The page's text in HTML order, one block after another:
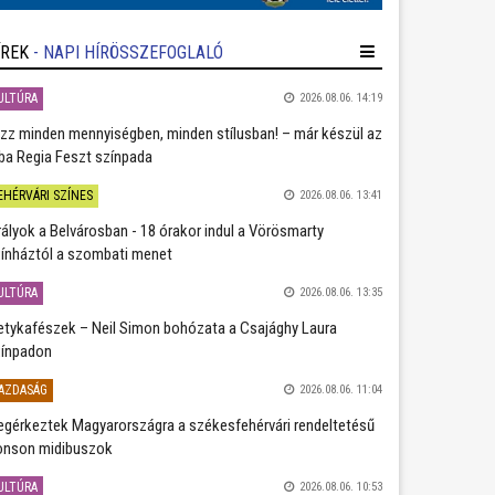
- NAPI HÍRÖSSZEFOGLALÓ
2026.08.06. 14:19
minden mennyiségben, minden stílusban! – már készül az
Regia Feszt színpada
SZÍNES 2026.08.06. 13:41
a Belvárosban - 18 órakor indul a Vörösmarty
a szombati menet
2026.08.06. 13:35
– Neil Simon bohózata a Csajághy Laura
2026.08.06. 11:04
Magyarországra a székesfehérvári rendeltetésű
midibuszok
2026.08.06. 10:53